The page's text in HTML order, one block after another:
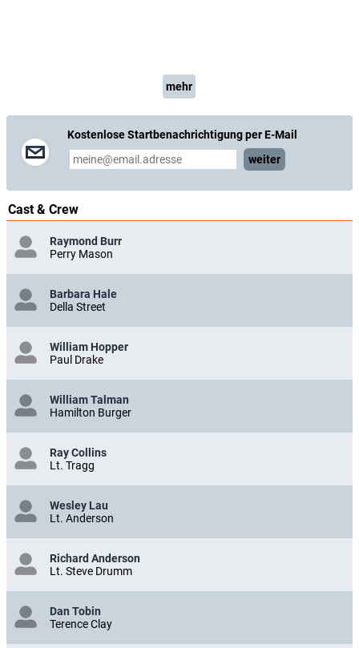
mehr
Kostenlose Startbenachrichtigung per E-Mail
weiter
Cast & Crew
Raymond Burr
Perry Mason
Barbara Hale
Della Street
William Hopper
Paul Drake
William Talman
Hamilton Burger
Ray Collins
Lt. Tragg
Wesley Lau
Lt. Anderson
Richard Anderson
Lt. Steve Drumm
Dan Tobin
Terence Clay